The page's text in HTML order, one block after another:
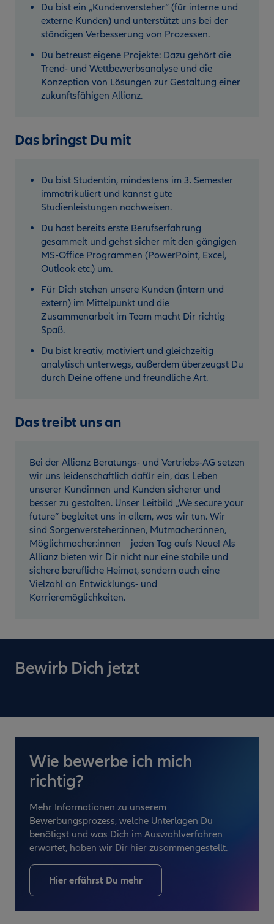
Du bist ein „Kundenversteher“ (für interne und
externe Kunden) und unterstützt uns bei der
ständigen Verbesserung von Prozessen.
Du betreust eigene Projekte: Dazu gehört die
Trend- und Wettbewerbsanalyse und die
Konzeption von Lösungen zur Gestaltung einer
zukunftsfähigen Allianz.
Das bringst Du mit
Du bist Student:in, mindestens im 3. Semester
immatrikuliert und kannst gute
Studienleistungen nachweisen.
Du hast bereits erste Berufserfahrung
gesammelt und gehst sicher mit den gängigen
MS-Office Programmen (PowerPoint, Excel,
Outlook etc.) um.
Für Dich stehen unsere Kunden (intern und
extern) im Mittelpunkt und die
Zusammenarbeit im Team macht Dir richtig
Spaß.
Du bist kreativ, motiviert und gleichzeitig
analytisch unterwegs, außerdem überzeugst Du
durch Deine offene und freundliche Art.
Das treibt uns an
Bei der Allianz Beratungs- und Vertriebs-AG setzen
wir uns leidenschaftlich dafür ein, das Leben
unserer Kundinnen und Kunden sicherer und
besser zu gestalten. Unser Leitbild „We secure your
future“ begleitet uns in allem, was wir tun. Wir
sind Sorgenversteher:innen, Mutmacher:innen,
Möglichmacher:innen – jeden Tag aufs Neue! Als
Allianz bieten wir Dir nicht nur eine stabile und
sichere berufliche Heimat, sondern auch eine
Vielzahl an Entwicklungs- und
Karrieremöglichkeiten.
Bewirb Dich jetzt
Wie bewerbe ich mich
richtig?
Mehr Informationen zu unserem
Bewerbungsprozess, welche Unterlagen Du
benötigst und was Dich im Auswahlverfahren
erwartet, haben wir Dir hier zusammengestellt.
Hier erfährst Du mehr